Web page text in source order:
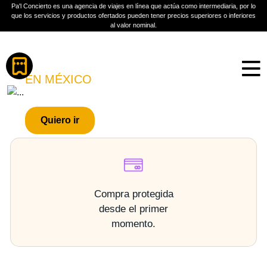
Pa'l Concierto es una agencia de viajes en línea que actúa como intermediaria, por lo
que los servicios y productos ofertados pueden tener precios superiores o inferiores
al valor nominal.
Boletos
LULI PAMPÍN
EN MÉXICO
Quiero ir
Compra protegida
desde el primer
momento.